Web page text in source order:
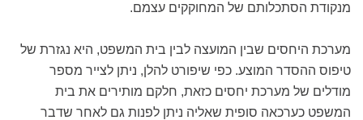
מנקודת הסתכלותם של המחוקקים עצמם.
מערכת היחסים שבין המועצה לבין בית המשפט, היא נגזרת של
טיפוס ההסדר המוצע. כפי שיפורט להלן, ניתן לצייר מספר
מודלים של מערכת יחסים כזאת, חלקם מותירים את בית
המשפט כערכאה סופית שאליה ניתן לפנות גם לאחר שדבר